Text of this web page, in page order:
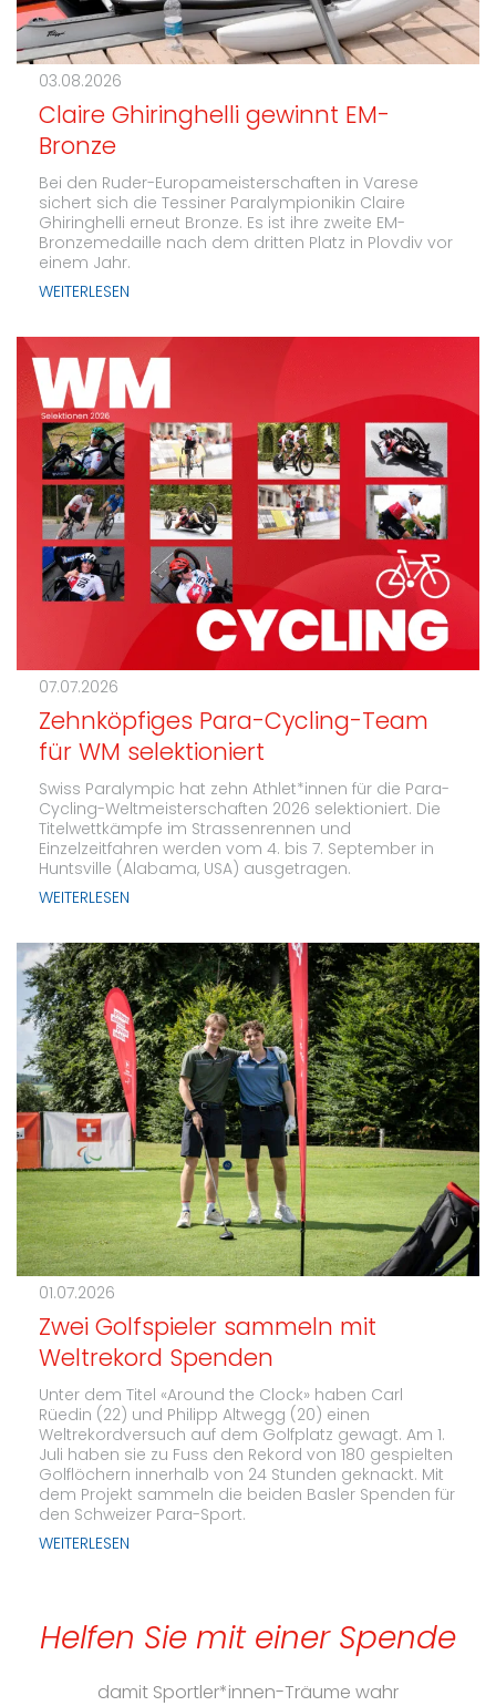
03.08.2026
Claire Ghiringhelli gewinnt EM-
Bronze
Bei den Ruder-Europameisterschaften in Varese
sichert sich die Tessiner Paralympionikin Claire
Ghiringhelli erneut Bronze. Es ist ihre zweite EM-
Bronzemedaille nach dem dritten Platz in Plovdiv vor
einem Jahr.
WEITERLESEN
07.07.2026
Zehnköpfiges Para-Cycling-Team
für WM selektioniert
Swiss Paralympic hat zehn Athlet*innen für die Para-
Cycling-Weltmeisterschaften 2026 selektioniert. Die
Titelwettkämpfe im Strassenrennen und
Einzelzeitfahren werden vom 4. bis 7. September in
Huntsville (Alabama, USA) ausgetragen.
WEITERLESEN
01.07.2026
Zwei Golfspieler sammeln mit
Weltrekord Spenden
Unter dem Titel «Around the Clock» haben Carl
Rüedin (22) und Philipp Altwegg (20) einen
Weltrekordversuch auf dem Golfplatz gewagt. Am 1.
Juli haben sie zu Fuss den Rekord von 180 gespielten
Golflöchern innerhalb von 24 Stunden geknackt. Mit
dem Projekt sammeln die beiden Basler Spenden für
den Schweizer Para-Sport.
WEITERLESEN
Helfen Sie mit einer Spende
damit Sportler*innen-Träume wahr